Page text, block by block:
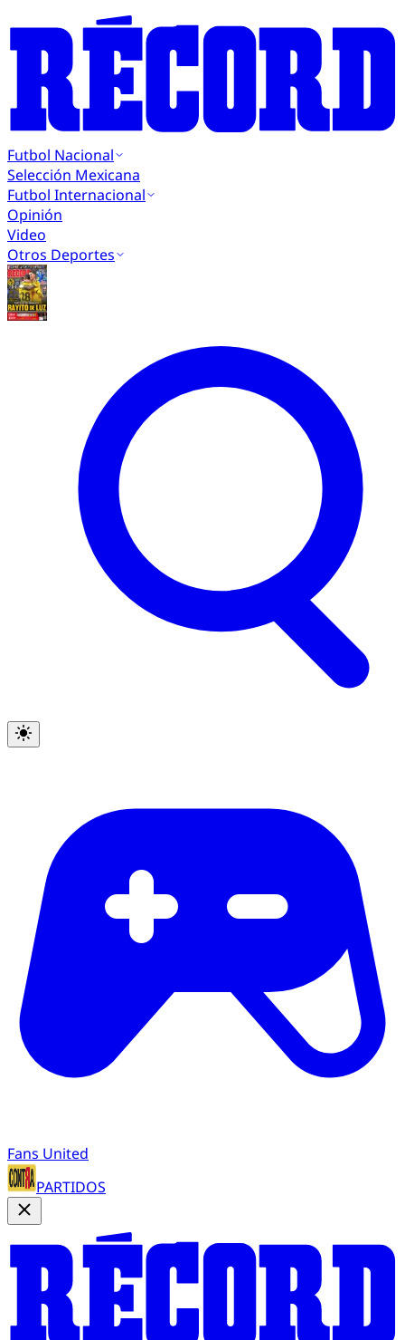
Futbol Nacional
Selección Mexicana
Futbol Internacional
Opinión
Video
Otros Deportes
Fans United
PARTIDOS